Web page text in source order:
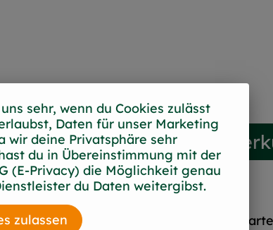
nach der Ernte verzehrt, weil die
sehr, wenn du Cookies zulässt
Daten für unser Marketing
wir deine Privatsphäre sehr
du in Übereinstimmung mit der
(E-Privacy) die Möglichkeit genau
du Daten weitergibst.
zulassen